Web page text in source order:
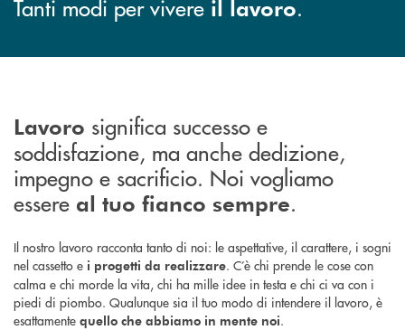
Tanti modi per vivere il lavoro.
Lavoro significa successo e
soddisfazione, ma anche dedizione,
impegno e sacrificio. Noi vogliamo
essere al tuo fianco sempre.
Il nostro lavoro racconta tanto di noi: le aspettative, il carattere, i sogni
nel cassetto e i progetti da realizzare. C’è chi prende le cose con
calma e chi morde la vita, chi ha mille idee in testa e chi ci va con i
piedi di piombo. Qualunque sia il tuo modo di intendere il lavoro, è
esattamente quello che abbiamo in mente noi.